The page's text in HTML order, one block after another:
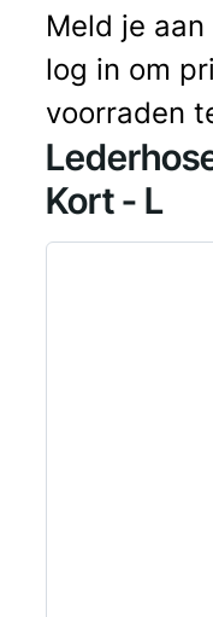
Meld je
log in om
voorraden
Kort - L